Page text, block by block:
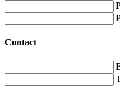
Contact